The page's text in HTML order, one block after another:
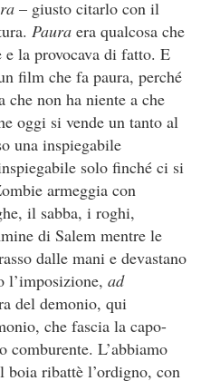
– giusto citarlo con il
Paura era qualcosa che
la provocava di fatto. E
film che fa paura, perché
che non ha niente a che
oggi si vende un tanto al
una inspiegabile
solo finché ci si
armeggia con
il sabba, i roghi,
di Salem mentre le
dalle mani e devastano
l’imposizione, ad
del demonio, qui
che fascia la capo-
comburente. L’abbiamo
ribattè l’ordigno, con